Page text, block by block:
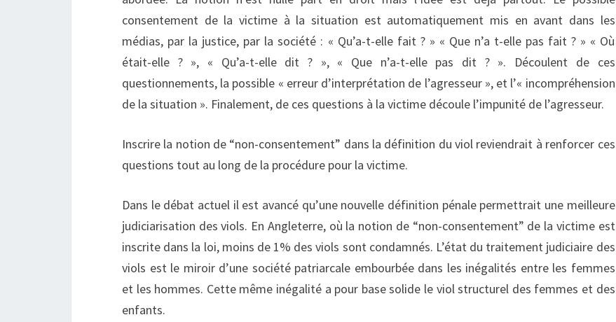
consentement de la victime à la situation est automatiquement mis en avant dans les
médias, par la justice, par la société : « Qu’a-t-elle fait ? » « Que n’a t-elle pas fait ? » « Où
était-elle ? », « Qu’a-t-elle dit ? », « Que n’a-t-elle pas dit ? ». Découlent de ces
questionnements, la possible « erreur d’interprétation de l’agresseur », et l’« incompréhension
de la situation ». Finalement, de ces questions à la victime découle l’impunité de l’agresseur.
Inscrire la notion de “non-consentement” dans la définition du viol reviendrait à renforcer ces
questions tout au long de la procédure pour la victime.
Dans le débat actuel il est avancé qu’une nouvelle définition pénale permettrait une meilleure
judiciarisation des viols. En Angleterre, où la notion de “non-consentement” de la victime est
inscrite dans la loi, moins de 1% des viols sont condamnés. L’état du traitement judiciaire des
viols est le miroir d’une société patriarcale embourbée dans les inégalités entre les femmes
et les hommes. Cette même inégalité a pour base solide le viol structurel des femmes et des
enfants.